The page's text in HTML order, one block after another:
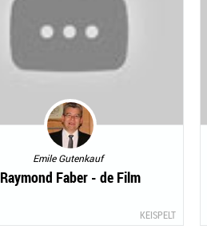
Emile Gutenkauf
Raymond Faber - de Film
KEISPELT